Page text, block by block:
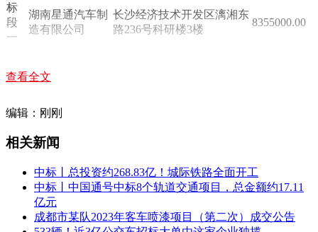
标
段
一
湖南星通汽车制
造有限公司
长沙经济技术开发区漓湘东
路236号科研楼3楼
8355000.00
段
二
限公司
段
湖南星通汽车制
造有限公司
21426900.00元、标段三1696000.00元）。
四、主要标的信息
标段一：
中标（成交）供应商名称
查看全文
编辑：刚刚
相关新闻
中标丨总投资约268.83亿！城际铁路全面开工
中标丨中国通号中标8个轨道交通项目，总金额约17.11
亿元
成都市某队2023年客车喷漆项目（第二次）成交公告